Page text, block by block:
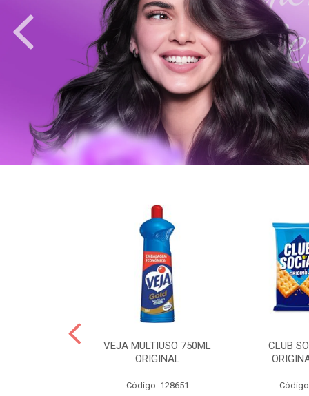
VEJA MULTIUSO 750ML
ORIGINAL
Código: 128651
CLUB